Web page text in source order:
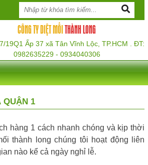
CÔNG TY DIỆT MỐITHÀNH LONG
19Q1 Ấp 37 xã Tân Vĩnh Lộc, TP.HCM . ĐT:
0982635229 - 0934040306
QUẬN 1
hàng 1 cách nhanh chóng và kịp thời
thành long chúng tôi hoạt động liên
nào kể cả ngày nghỉ lễ.